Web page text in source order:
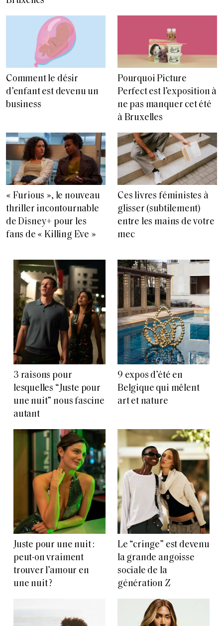
Comment le désir
d’enfant est devenu un
business
Pourquoi Picture
Perfect est l’exposition à
ne pas manquer cet été
à Bruxelles
« Furious », le nouveau
thriller incontournable
de Disney+ pour les
fans de « Killing Eve »
Ces livres féministes à
glisser (subtilement)
entre les mains de votre
mec
3 raisons pour
lesquelles “Juste pour
une nuit” nous fascine
autant
9 expos d’été en
Belgique qui mêlent
art et nature
Juste pour une nuit :
peut-on vraiment
trouver l’amour en
une nuit ?
Le “cringe” est devenu
la grande angoisse
sociale de la
génération Z